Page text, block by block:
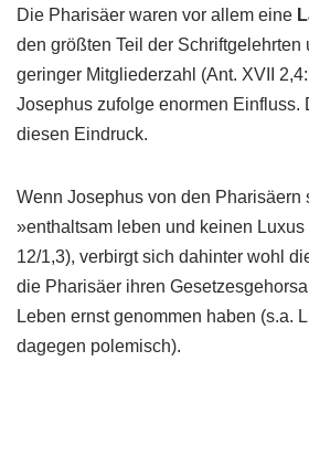
Die Pharisäer waren vor allem eine
den größten Teil der Schriftgelehrten
geringer Mitgliederzahl (Ant. XVII
Josephus zufolge enormen Einfluss.
diesen Eindruck.
Wenn Josephus von den Pharisäern
»enthaltsam leben und keinen Luxus
12/1,3), verbirgt sich dahinter wohl
die Pharisäer ihren
Leben ernst genommen haben (s.a.
dagegen polemisch).